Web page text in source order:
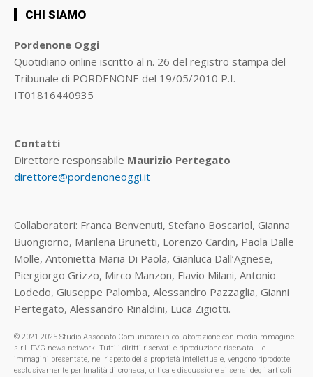
CHI SIAMO
Pordenone Oggi
Quotidiano online iscritto al n. 26 del registro stampa del
Tribunale di PORDENONE del 19/05/2010 P.I.
IT01816440935
Contatti
Direttore responsabile Maurizio Pertegato
direttore@pordenoneoggi.it
Collaboratori: Franca Benvenuti, Stefano Boscariol, Gianna
Buongiorno, Marilena Brunetti, Lorenzo Cardin, Paola Dalle
Molle, Antonietta Maria Di Paola, Gianluca Dall’Agnese,
Piergiorgo Grizzo, Mirco Manzon, Flavio Milani, Antonio
Lodedo, Giuseppe Palomba, Alessandro Pazzaglia, Gianni
Pertegato, Alessandro Rinaldini, Luca Zigiotti.
© 2021-2025 Studio Associato Comunicare in collaborazione con mediaimmagine
s.r.l. FVG.news network. Tutti i diritti riservati e riproduzione riservata. Le
immagini presentate, nel rispetto della proprietà intellettuale, vengono riprodotte
esclusivamente per finalità di cronaca, critica e discussione ai sensi degli articoli